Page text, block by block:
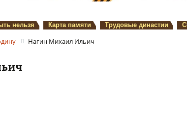
нельзя Карта памяти Трудовые династии
Нагин Михаил Ильич